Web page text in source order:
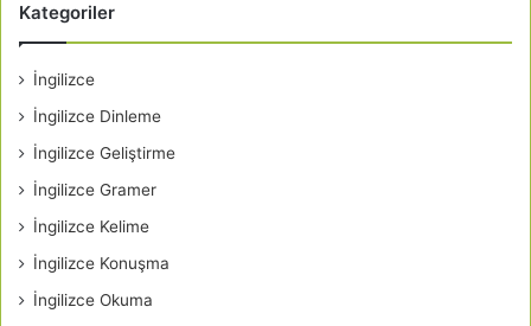
Kategoriler
İngilizce
İngilizce Dinleme
İngilizce Geliştirme
İngilizce Gramer
İngilizce Kelime
İngilizce Konuşma
İngilizce Okuma